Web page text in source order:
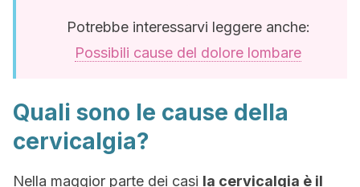
Potrebbe interessarvi leggere anche:
Possibili cause del dolore lombare
Quali sono le cause della
cervicalgia?
Nella maggior parte dei casi la cervicalgia è il